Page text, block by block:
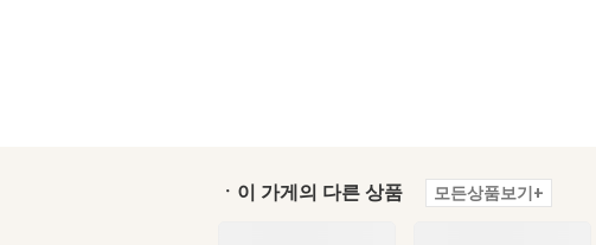
ㆍ이 가게의 다른 상품 모든상품보기+